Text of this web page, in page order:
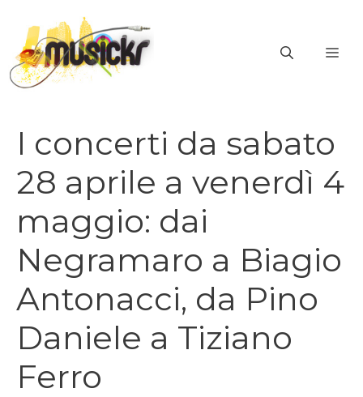
contenuto
I concerti da sabato
28 aprile a venerdì 4
maggio: dai
Negramaro a Biagio
Antonacci, da Pino
Daniele a Tiziano
Ferro